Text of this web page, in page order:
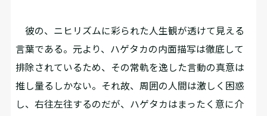
彼の、ニヒリズムに彩られた人生観が透けて見える
言葉である。元より、ハゲタカの内面描写は徹底して
排除されているため、その常軌を逸した言動の真意は
推し量るしかない。それ故、周囲の人間は激しく困惑
し、右往左往するのだが、ハゲタカはまったく意に介